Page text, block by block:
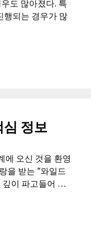
도 많아졌다. 특
행되는 경우가 많
정보
에 오신 것을 환영
을 받는 “와일드
깊이 파고들어 …